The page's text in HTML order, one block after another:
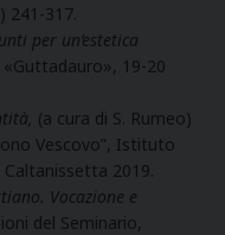
241-317.
per un’estetica
«Guttadauro», 19-20
(a cura di S. Rumeo)
Vescovo”, Istituto
2019.
Vocazione e
del Seminario,